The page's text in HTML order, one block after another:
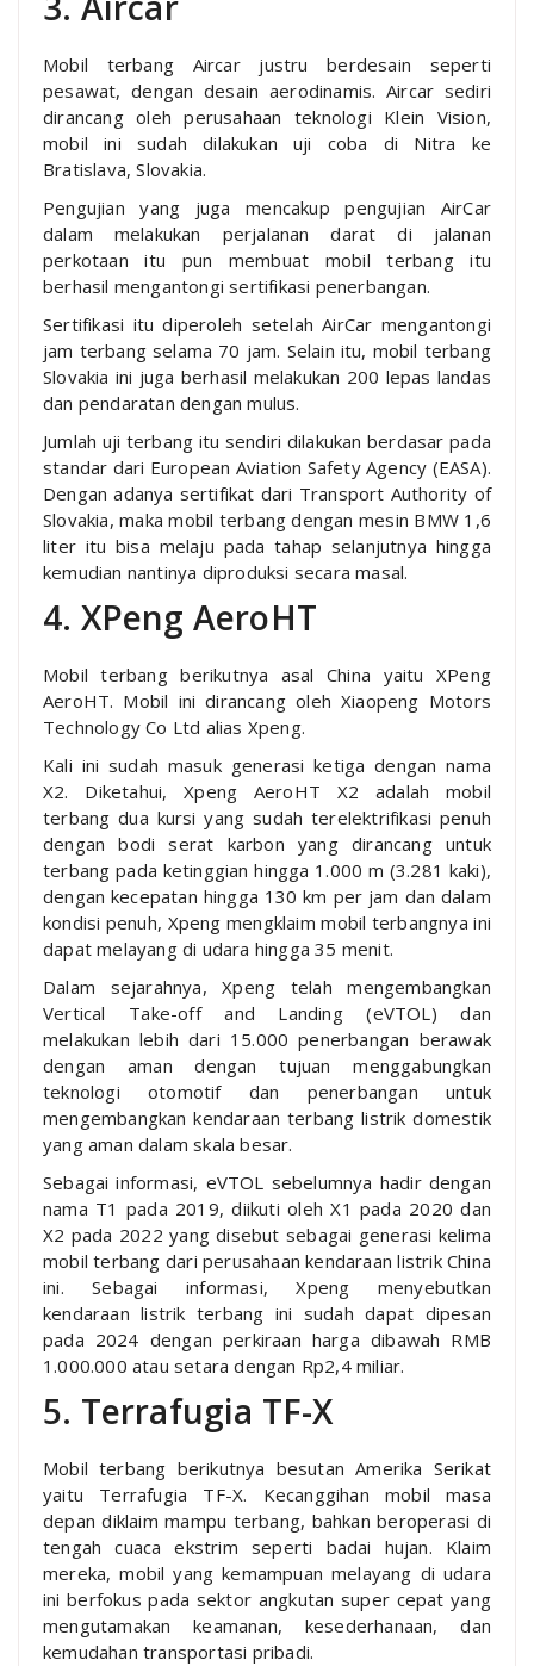
Mobil terbang Aircar justru berdesain seperti
pesawat, dengan desain aerodinamis. Aircar sediri
dirancang oleh perusahaan teknologi Klein Vision,
mobil ini sudah dilakukan uji coba di Nitra ke
Bratislava, Slovakia.
Pengujian yang juga mencakup pengujian AirCar
dalam melakukan perjalanan darat di jalanan
perkotaan itu pun membuat mobil terbang itu
berhasil mengantongi sertifikasi penerbangan.
Sertifikasi itu diperoleh setelah AirCar mengantongi
jam terbang selama 70 jam. Selain itu, mobil terbang
Slovakia ini juga berhasil melakukan 200 lepas landas
dan pendaratan dengan mulus.
Jumlah uji terbang itu sendiri dilakukan berdasar pada
standar dari European Aviation Safety Agency (EASA).
Dengan adanya sertifikat dari Transport Authority of
Slovakia, maka mobil terbang dengan mesin BMW 1,6
liter itu bisa melaju pada tahap selanjutnya hingga
kemudian nantinya diproduksi secara masal.
4. XPeng AeroHT
Mobil terbang berikutnya asal China yaitu XPeng
AeroHT. Mobil ini dirancang oleh Xiaopeng Motors
Technology Co Ltd alias Xpeng.
Kali ini sudah masuk generasi ketiga dengan nama
X2. Diketahui, Xpeng AeroHT X2 adalah mobil
terbang dua kursi yang sudah terelektrifikasi penuh
dengan bodi serat karbon yang dirancang untuk
terbang pada ketinggian hingga 1.000 m (3.281 kaki),
dengan kecepatan hingga 130 km per jam dan dalam
kondisi penuh, Xpeng mengklaim mobil terbangnya ini
dapat melayang di udara hingga 35 menit.
Dalam sejarahnya, Xpeng telah mengembangkan
Vertical Take-off and Landing (eVTOL) dan
melakukan lebih dari 15.000 penerbangan berawak
dengan aman dengan tujuan menggabungkan
teknologi otomotif dan penerbangan untuk
mengembangkan kendaraan terbang listrik domestik
yang aman dalam skala besar.
Sebagai informasi, eVTOL sebelumnya hadir dengan
nama T1 pada 2019, diikuti oleh X1 pada 2020 dan
X2 pada 2022 yang disebut sebagai generasi kelima
mobil terbang dari perusahaan kendaraan listrik China
ini. Sebagai informasi, Xpeng menyebutkan
kendaraan listrik terbang ini sudah dapat dipesan
pada 2024 dengan perkiraan harga dibawah RMB
1.000.000 atau setara dengan Rp2,4 miliar.
5. Terrafugia TF-X
Mobil terbang berikutnya besutan Amerika Serikat
yaitu Terrafugia TF-X. Kecanggihan mobil masa
depan diklaim mampu terbang, bahkan beroperasi di
tengah cuaca ekstrim seperti badai hujan. Klaim
mereka, mobil yang kemampuan melayang di udara
ini berfokus pada sektor angkutan super cepat yang
mengutamakan keamanan, kesederhanaan, dan
kemudahan transportasi pribadi.